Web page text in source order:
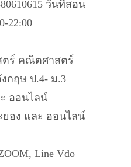
วันที่สอน
22:00
ร์ คณิตศาสตร์
กฤษ ป.4- ม.3
ออนไลน์
ยอง และ ออนไลน์
Line Vdo